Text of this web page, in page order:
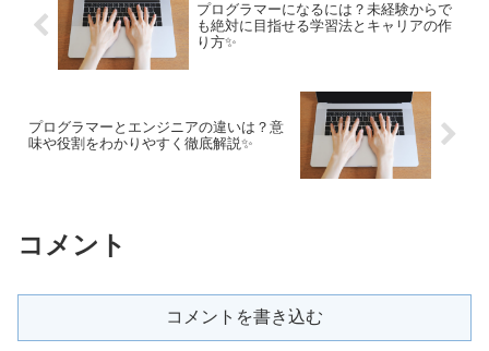
プログラマーになるには？未経験からで
も絶対に目指せる学習法とキャリアの作
り方✨
プログラマーとエンジニアの違いは？意
味や役割をわかりやすく徹底解説✨
コメント
コメントを書き込む